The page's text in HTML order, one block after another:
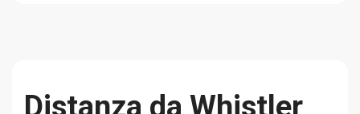
Distanza da Whistler